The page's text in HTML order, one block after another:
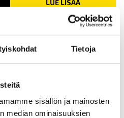
Tietoja
sisällön ja mainosten
median ominaisuuksien
LUE LISÄÄ
energia-analysaattorit